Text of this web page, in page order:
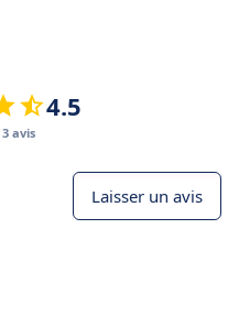
4.5
3 avis
Laisser un avis